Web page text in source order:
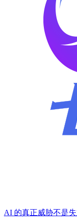
AI 的真正威胁不是